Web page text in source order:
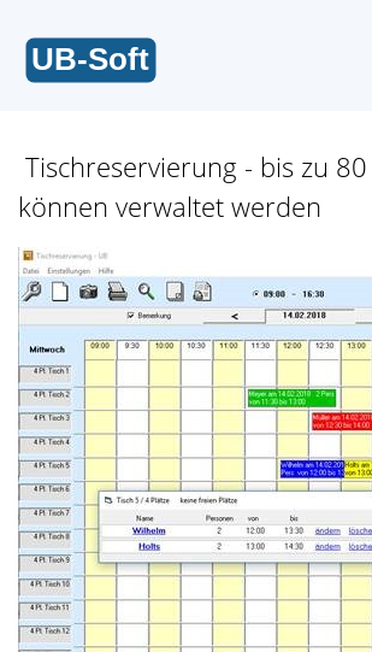
Tischreservierung - bis zu 80
können verwaltet werden